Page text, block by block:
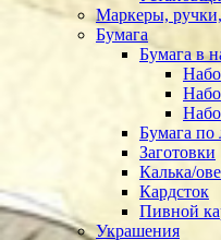
Маркеры,
Бумага
Бумага в
Бумага по
Заготовки
Калька/
Кардсток
Пивной
Украшения